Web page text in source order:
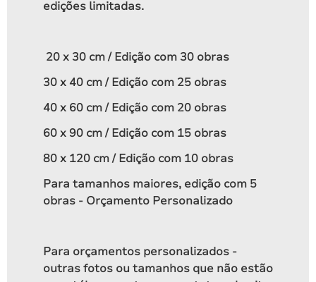
A partir de
R$280,00
edições limitadas.
20 x 30 cm / Edição com 30 obras
30 x 40 cm / Edição com 25 obras
40 x 60 cm / Edição com 20 obras
60 x 90 cm / Edição com 15 obras
80 x 120 cm / Edição com 10 obras
Para tamanhos maiores, edição com 5
obras - Orçamento Personalizado
Para orçamentos personalizados -
outras fotos ou tamanhos que não estão